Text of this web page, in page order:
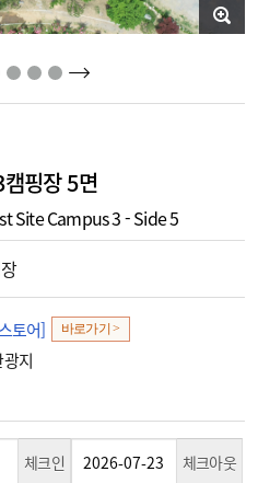
핑장 5면
Site Campus 3 - Side 5
토어] 바로가기 >
지
체크인 체크아웃